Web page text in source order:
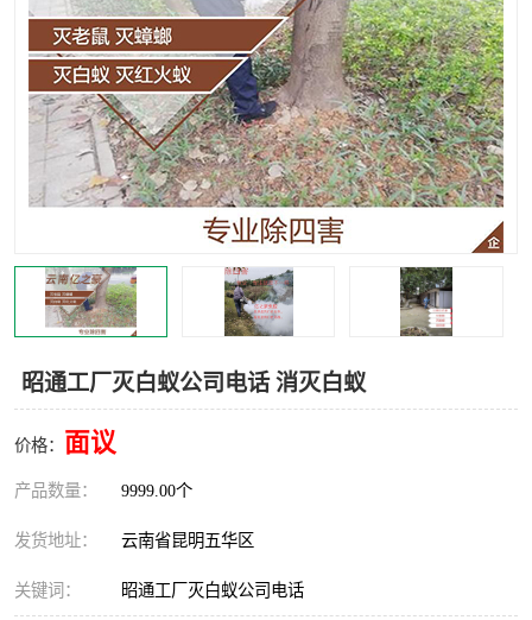
昭通工厂灭白蚁公司电话 消灭白蚁
价格： 面议
产品数量： 9999.00个
发货地址： 云南省昆明五华区
关键词： 昭通工厂灭白蚁公司电话
昆明消毒公司 昆明灭红火蚁公司
昆明驱蛇公司 昆明除虫除蚁